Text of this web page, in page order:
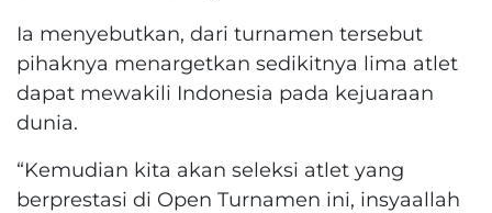
Ia menyebutkan, dari turnamen tersebut
pihaknya menargetkan sedikitnya lima atlet
dapat mewakili Indonesia pada kejuaraan
dunia.
“Kemudian kita akan seleksi atlet yang
berprestasi di Open Turnamen ini, insyaallah